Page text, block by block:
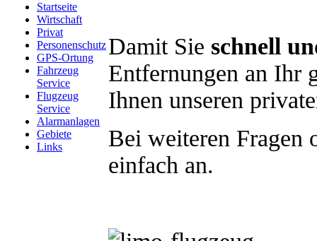
Startseite
Wirtschaft
Privat
Personenschutz
GPS-Ortung
Fahrzeug
Service
Flugzeug
Service
Alarmanlagen
Gebiete
Links
Damit Sie schnell
Entfernungen an Ihr
Ihnen unseren
Bei weiteren Fragen
einfach an.